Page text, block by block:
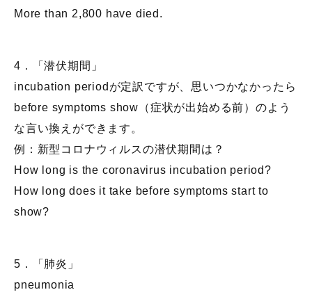
More than 2,800 have died.
4．「潜伏期間」
incubation periodが定訳ですが、思いつかなかったら
before symptoms show（症状が出始める前）のよう
な言い換えができます。
例：新型コロナウィルスの潜伏期間は？
How long is the coronavirus incubation period?
How long does it take before symptoms start to
show?
5．「肺炎」
pneumonia